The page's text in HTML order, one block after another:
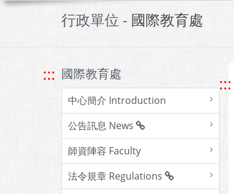
行政單位 - 國際教育處
::: 國際教育處
中心簡介 Introduction
公告訊息 News
師資陣容 Faculty
法令規章 Regulations
:::